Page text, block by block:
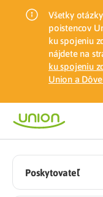
Všetky
poistencov
ku spojeniu
nájdete na
ku spojeniu
Union a
Poskytovateľ